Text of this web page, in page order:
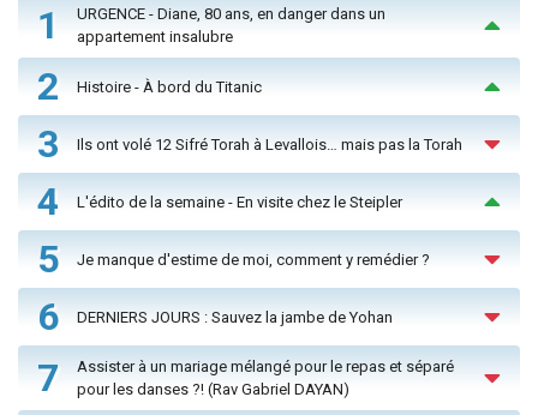
1
URGENCE - Diane, 80 ans, en danger dans un
appartement insalubre
2 Histoire - À bord du Titanic
3 Ils ont volé 12 Sifré Torah à Levallois… mais pas la Torah
4 L'édito de la semaine - En visite chez le Steipler
5 Je manque d'estime de moi, comment y remédier ?
6 DERNIERS JOURS : Sauvez la jambe de Yohan
7
Assister à un mariage mélangé pour le repas et séparé
pour les danses ?! (Rav Gabriel DAYAN)